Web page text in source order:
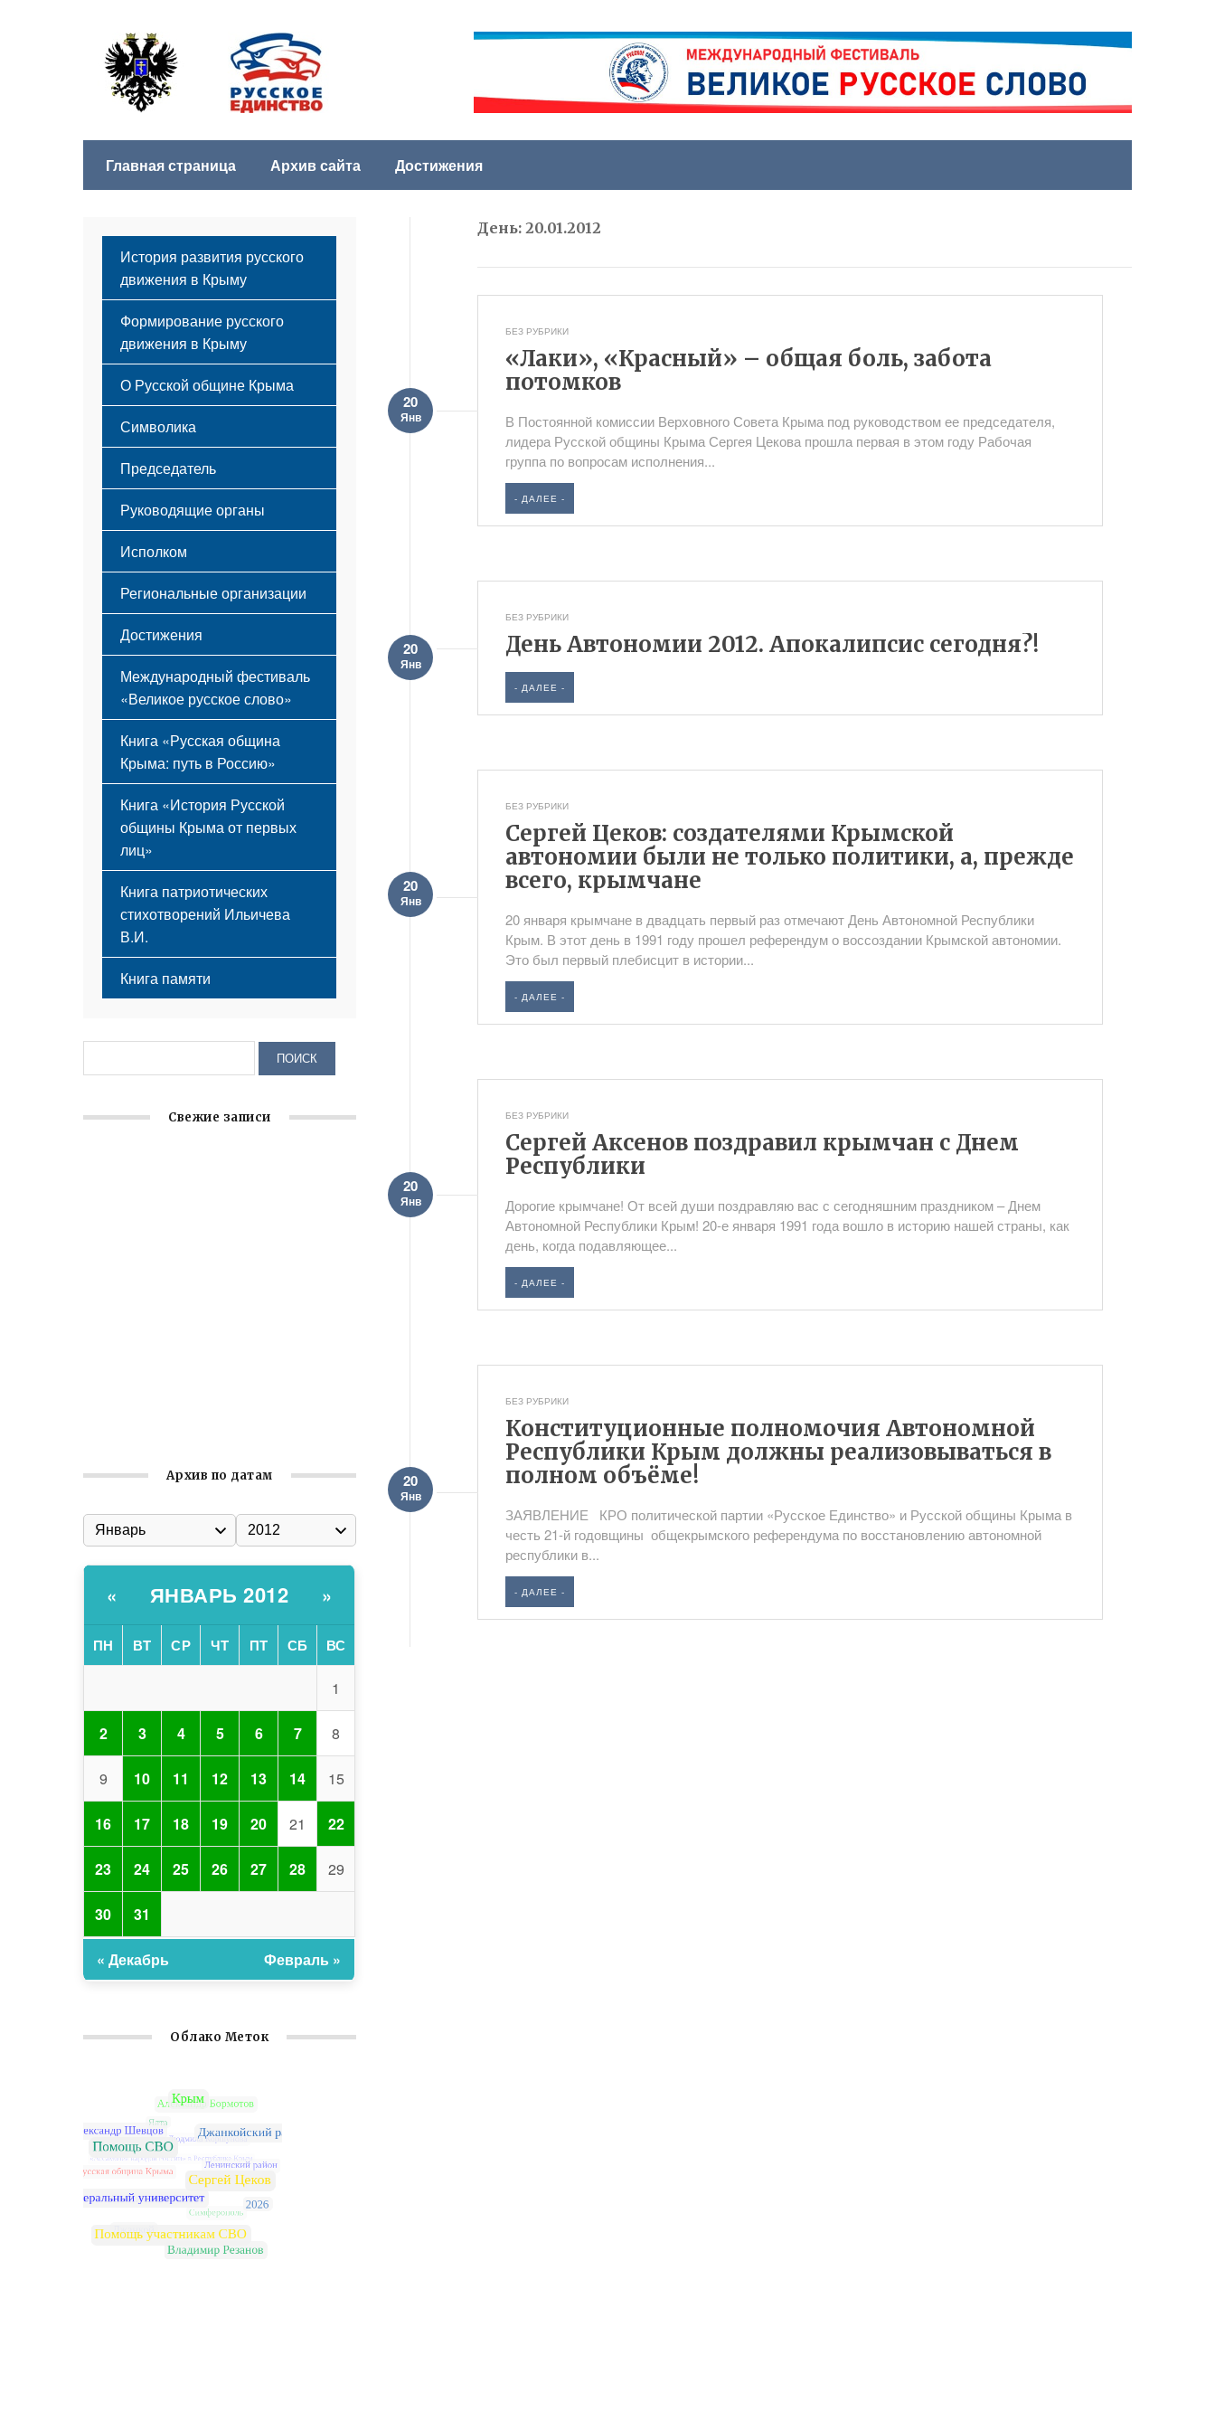
Главная страница Архив сайта Достижения
День:20.01.2012
БЕЗ РУБРИКИ
«Лаки», «Красный» – общая боль, забота
потомков
20
Янв
В Постоянной комиссии Верховного Совета Крыма под руководством ее председателя,
лидера Русской общины Крыма Сергея Цекова прошла первая в этом году Рабочая
группа по вопросам исполнения...
- ДАЛЕЕ -
БЕЗ РУБРИКИ
День Автономии 2012. Апокалипсис сегодня?!
20
Янв
- ДАЛЕЕ -
БЕЗ РУБРИКИ
Сергей Цеков: создателями Крымской
автономии были не только политики, а, прежде
всего, крымчане
20
Янв
20 января крымчане в двадцать первый раз отмечают День Автономной Республики
Крым. В этот день в 1991 году прошел референдум о воссоздании Крымской автономии.
Это был первый плебисцит в истории...
- ДАЛЕЕ -
БЕЗ РУБРИКИ
Сергей Аксенов поздравил крымчан с Днем
Республики
20
Янв
Дорогие крымчане! От всей души поздравляю вас с сегодняшним праздником – Днем
Автономной Республики Крым! 20-е января 1991 года вошло в историю нашей страны, как
день, когда подавляющее...
- ДАЛЕЕ -
БЕЗ РУБРИКИ
Конституционные полномочия Автономной
Республики Крым должны реализовываться в
полном объёме!
20
Янв
ЗАЯВЛЕНИЕ КРО политической партии «Русское Единство» и Русской общины Крыма в
честь 21-й годовщины общекрымского референдума по восстановлению автономной
республики в...
- ДАЛЕЕ -
История развития русского
движения в Крыму
Формирование русского
движения в Крыму
Русский Крым
О Русской общине Крыма
Этапы становления
Принципы деятельности
Структура
Мероприятия
Символика
Флаг
Герб
Гимн
Председатель
Руководящие органы
Исполком
Региональные организации
Достижения
Международный фестиваль
«Великое русское слово»
Книга «Русская община
Крыма: путь в Россию»
Книга «История Русской
общины Крыма от первых
лиц»
Книга патриотических
стихотворений Ильичева
В.И.
Книга памяти
Свежие записи
Архив по датам
« ЯНВАРЬ 2012 »
ПН ВТ СР ЧТ ПТ СБ ВС
1
2 3 4 5 6 7 8
9 10 11 12 13 14 15
16 17 18 19 20 21 22
23 24 25 26 27 28 29
30 31
« Декабрь Февраль »
Облако Меток